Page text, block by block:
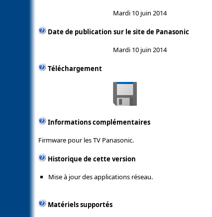
Mardi 10 juin 2014
Date de publication sur le site de Panasonic
Mardi 10 juin 2014
Téléchargement
Informations complémentaires
Firmware pour les TV Panasonic.
Historique de cette version
Mise à jour des applications réseau.
Matériels supportés